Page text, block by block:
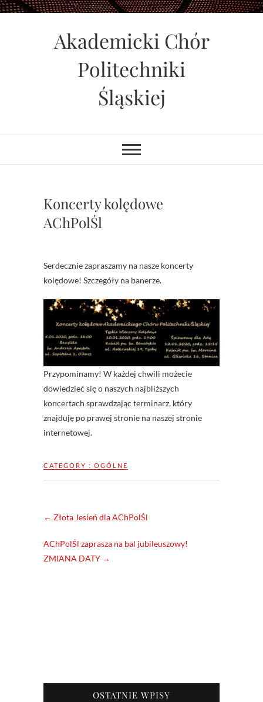
Skip
Akademicki Chór
Politechniki
Śląskiej
Koncerty kolędowe
AChPolŚl
Serdecznie zapraszamy na nasze koncerty
kolędowe! Szczegóły na banerze.
Przypominamy! W każdej chwili możecie
dowiedzieć się o naszych najbliższych
koncertach sprawdzając terminarz, który
znajduję po prawej stronie na naszej stronie
internetowej.
CATEGORY : OGÓLNE
← Złota Jesień dla AChPolŚl
AChPolŚl zaprasza na bal jubileuszowy!
ZMIANA DATY →
OSTATNIE WPISY